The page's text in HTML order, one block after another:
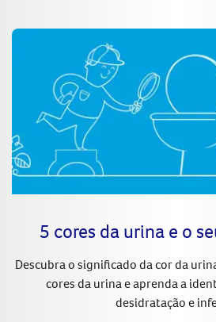
5 cores da urina e o
Descubra o significado da cor da
cores da urina e aprenda a
desidratação e